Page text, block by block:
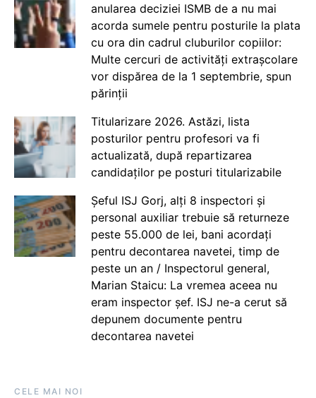
anularea deciziei ISMB de a nu mai
acorda sumele pentru posturile la plata
cu ora din cadrul cluburilor copiilor:
Multe cercuri de activități extrașcolare
vor dispărea de la 1 septembrie, spun
părinții
Titularizare 2026. Astăzi, lista
posturilor pentru profesori va fi
actualizată, după repartizarea
candidaților pe posturi titularizabile
Șeful ISJ Gorj, alți 8 inspectori și
personal auxiliar trebuie să returneze
peste 55.000 de lei, bani acordați
pentru decontarea navetei, timp de
peste un an / Inspectorul general,
Marian Staicu: La vremea aceea nu
eram inspector șef. ISJ ne-a cerut să
depunem documente pentru
decontarea navetei
CELE MAI NOI